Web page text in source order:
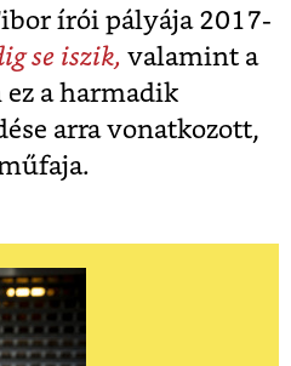
írói pályája 2017-
se iszik, valamint a
ez a harmadik
arra vonatkozott,